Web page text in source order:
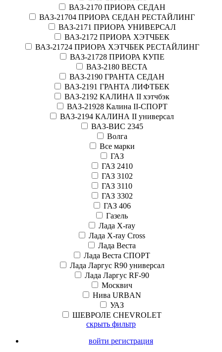
ВАЗ-2170 ПРИОРА СЕДАН
ВАЗ-21704 ПРИОРА СЕДАН РЕСТАЙЛИНГ
ВАЗ-2171 ПРИОРА УНИВЕРСАЛ
ВАЗ-2172 ПРИОРА ХЭТЧБЕК
ВАЗ-21724 ПРИОРА ХЭТЧБЕК РЕСТАЙЛИНГ
ВАЗ-21728 ПРИОРА КУПЕ
ВАЗ-2180 ВЕСТА
ВАЗ-2190 ГРАНТА СЕДАН
ВАЗ-2191 ГРАНТА ЛИФТБЕК
ВАЗ-2192 КАЛИНА II хэтчбэк
ВАЗ-21928 Калина II-СПОРТ
ВАЗ-2194 КАЛИНА II универсал
ВАЗ-ВИС 2345
Волга
Все марки
ГАЗ
ГАЗ 2410
ГАЗ 3102
ГАЗ 3110
ГАЗ 3302
ГАЗ 406
Газель
Лада X-ray
Лада X-ray Cross
Лада Веста
Лада Веста СПОРТ
Лада Ларгус R90 универсал
Лада Ларгус RF-90
Москвич
Нива URBAN
УАЗ
ШЕВРОЛЕ CHEVROLET
скрыть фильтр
войти регистрация